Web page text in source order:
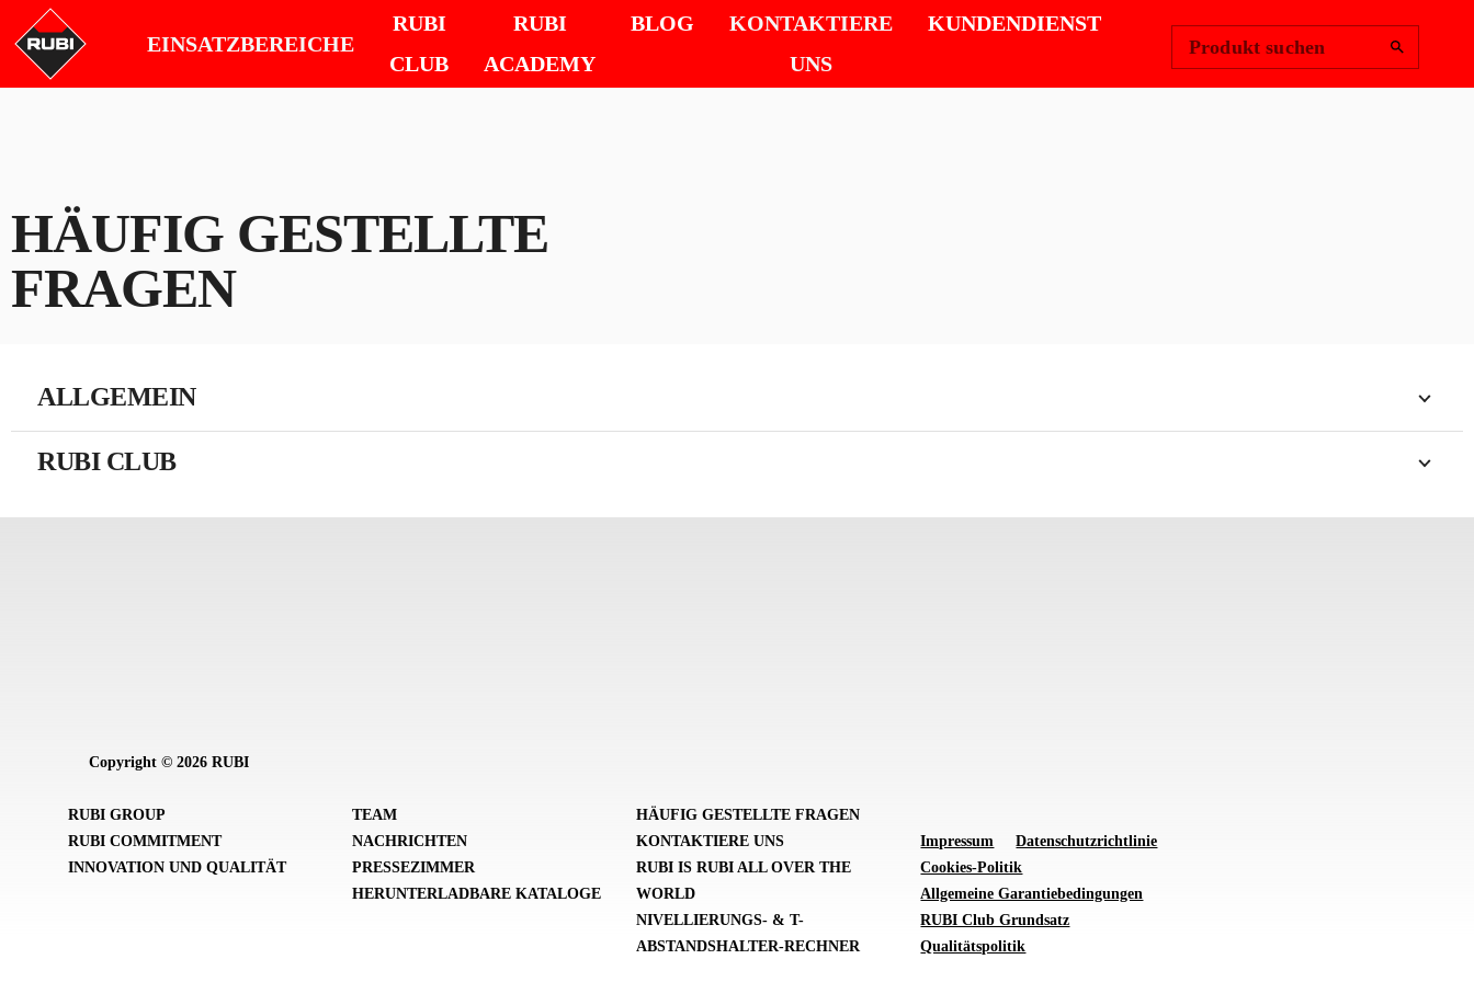
EINSATZBEREICHE
RUBI
CLUB
RUBI
ACADEMY
BLOG
KONTAKTIERE
UNS
KUNDENDIENST
Produkt suchen
HÄUFIG GESTELLTE
FRAGEN
ALLGEMEIN
RUBI CLUB
Copyright © 2026 RUBI
RUBI GROUP
RUBI COMMITMENT
INNOVATION UND QUALITÄT
TEAM
NACHRICHTEN
PRESSEZIMMER
HERUNTERLADBARE KATALOGE
HÄUFIG GESTELLTE FRAGEN
KONTAKTIERE UNS
RUBI IS RUBI ALL OVER THE
WORLD
NIVELLIERUNGS- & T-
ABSTANDSHALTER-RECHNER
Impressum
Datenschutzrichtlinie
Cookies-Politik
Allgemeine Garantiebedingungen
RUBI Club Grundsatz
Qualitätspolitik